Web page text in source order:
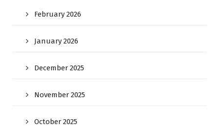
February 2026
January 2026
December 2025
November 2025
October 2025